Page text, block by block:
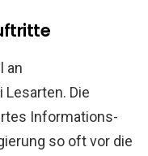
an
Die
Informations-
so oft vor die